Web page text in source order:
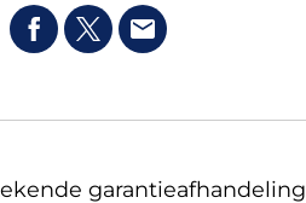
garantieafhandeling